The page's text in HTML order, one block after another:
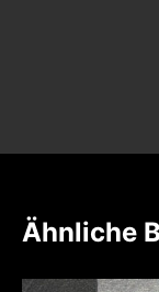
Ähnliche